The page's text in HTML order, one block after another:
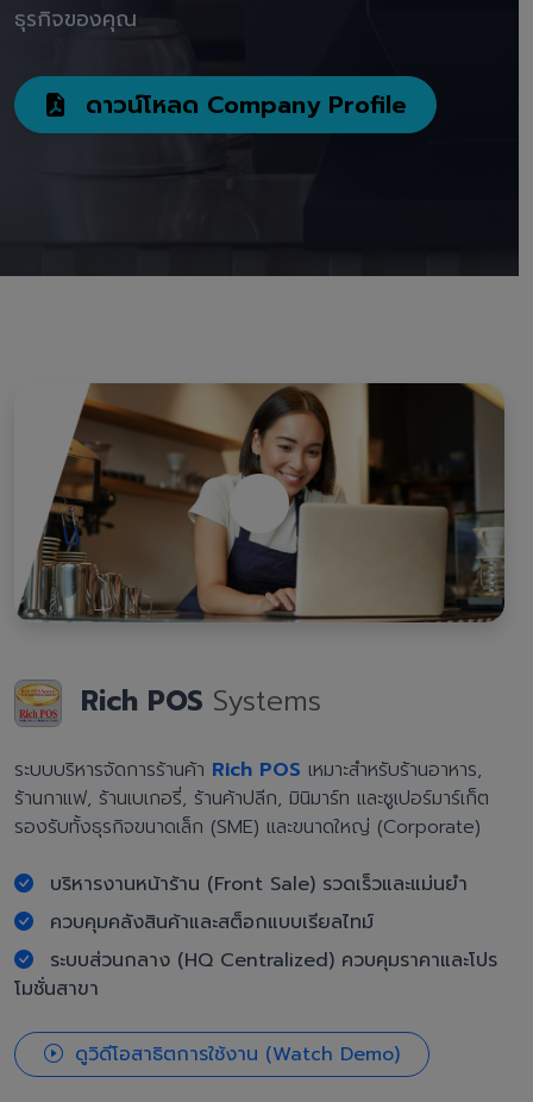
ธุรกิจของคุณ
ดาวน์โหลด Company Profile
Rich POS Systems
ระบบบริหารจัดการร้านค้า Rich POS เหมาะสำหรับร้านอาหาร,
ร้านกาแฟ, ร้านเบเกอรี่, ร้านค้าปลีก, มินิมาร์ท และซูเปอร์มาร์เก็ต
รองรับทั้งธุรกิจขนาดเล็ก (SME) และขนาดใหญ่ (Corporate)
บริหารงานหน้าร้าน (Front Sale) รวดเร็วและแม่นยำ
ควบคุมคลังสินค้าและสต็อกแบบเรียลไทม์
ระบบส่วนกลาง (HQ Centralized) ควบคุมราคาและโปร
โมชั่นสาขา
ดูวิดีโอสาธิตการใช้งาน (Watch Demo)